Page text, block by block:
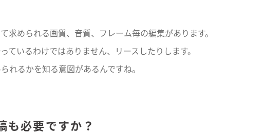
求められる画質、音質、フレーム毎の編集があります。
ているわけではありません、リースしたりします。
れるかを知る意図があるんですね。
も必要ですか？